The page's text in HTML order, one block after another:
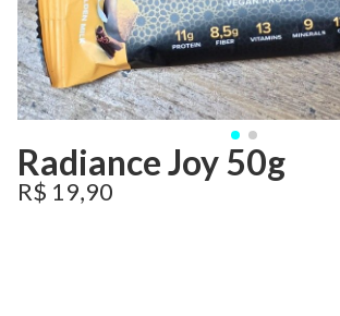
Radiance Joy 50g
R$ 19,90